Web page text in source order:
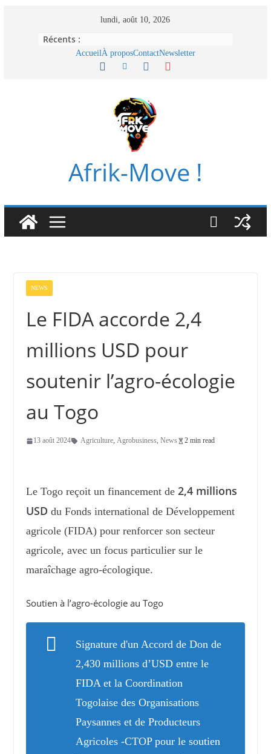
lundi, août 10, 2026
Récents :
AccueilÀ proposContactNewsletter
Afrik-Move !
NEWS
Le FIDA accorde 2,4
millions USD pour
soutenir l’agro-écologie
au Togo
13 août 2024 Agriculture, Agrobusiness, News 2 min read
Le Togo reçoit un financement de 2,4 millions
USD du Fonds international de Développement
agricole (FIDA) pour renforcer son secteur
agricole, avec un focus particulier sur le
maraîchage agro-écologique.
Soutien à l’agro-écologie au Togo
Signature d'un Accord de Don de
2,430 millions d’USD entre le
FIDA et la Coordination
Togolaise des Organisations
Paysannes et de Producteurs
Agricoles -CTOP pour le soutien